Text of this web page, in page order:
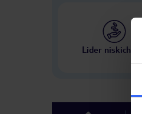
Lider niskich cen